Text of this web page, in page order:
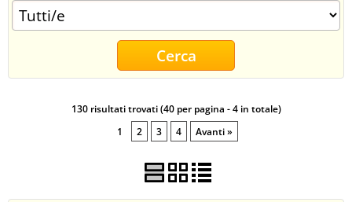
CONTATTI
130 risultati trovati (40 per pagina - 4 in totale)
1
2 3 4 Avanti »